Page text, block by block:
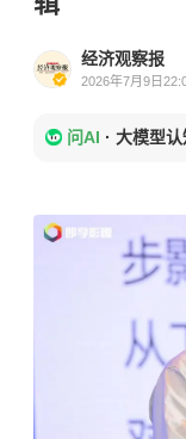
经济观察报
2026年7月9日
问AI · 大模型认